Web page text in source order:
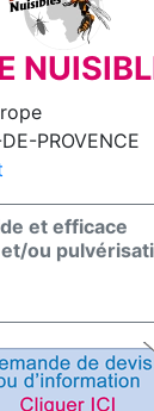
PROVENCE
et efficace
ou